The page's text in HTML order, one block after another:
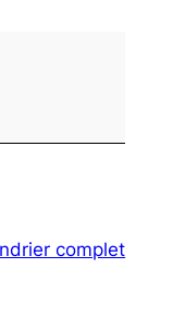
complet